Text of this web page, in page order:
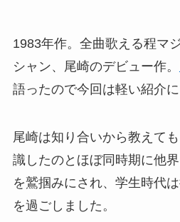
1983年作。全曲歌える程マ
シャン、尾崎のデビュー作。
語ったので今回は軽い紹介に
尾崎は知り合いから教えて
識したのとほぼ同時期に他
を鷲掴みにされ、学生時代
を過ごしました。